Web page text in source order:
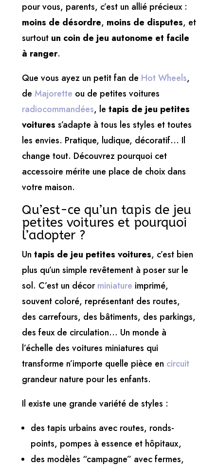
pour vous, parents, c’est un allié précieux :
moins de désordre, moins de disputes, et
surtout un coin de jeu autonome et facile
à ranger.
Que vous ayez un petit fan de Hot Wheels,
de Majorette ou de petites voitures
radiocommandées, le tapis de jeu petites
voitures s’adapte à tous les styles et toutes
les envies. Pratique, ludique, décoratif… Il
change tout. Découvrez pourquoi cet
accessoire mérite une place de choix dans
votre maison.
Qu’est-ce qu’un tapis de jeu
petites voitures et pourquoi
l’adopter ?
Un tapis de jeu petites voitures, c’est bien
plus qu’un simple revêtement à poser sur le
sol. C’est un décorminiature imprimé,
souvent coloré, représentant des routes,
des carrefours, des bâtiments, des parkings,
des feux de circulation… Un monde à
l’échelle des voitures miniatures qui
transforme n’importe quelle pièce en circuit
grandeur nature pour les enfants.
Il existe une grande variété de styles :
des tapis urbains avec routes, ronds-
points, pompes à essence et hôpitaux,
des modèles “campagne” avec fermes,